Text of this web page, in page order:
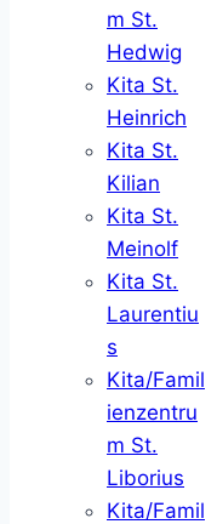
m St.
Hedwig
Kita St.
Heinrich
Kita St.
Kilian
Kita St.
Meinolf
Kita St.
Laurentiu
s
Kita/Famil
ienzentru
m St.
Liborius
Kita/Famil